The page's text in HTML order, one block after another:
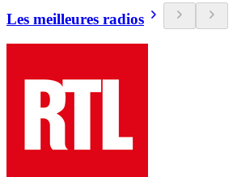
Les meilleures radios